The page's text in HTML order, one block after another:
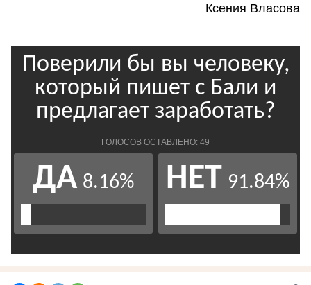
Ксения Власова